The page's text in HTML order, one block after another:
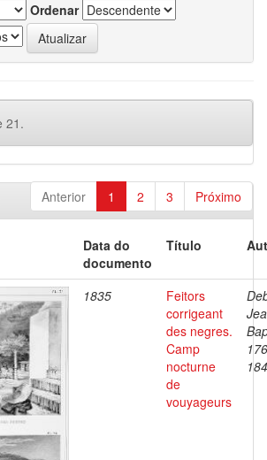
Ordenar
21.
Anterior 1 2 3 Próximo
Data do
documento
Título
1835
Feitors
corrigeant
des negres.
Camp
nocturne
de
vouyageurs